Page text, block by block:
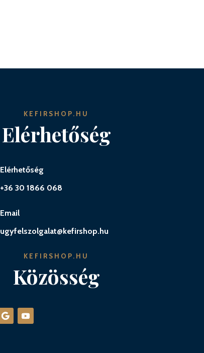
KEFIRSHOP.HU
Elérhetőség
Elérhetőség
+36 30 1866 068
Email
ugyfelszolgalat@kefirshop.hu
KEFIRSHOP.HU
Közösség